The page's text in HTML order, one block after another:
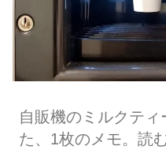
自販機のミルクテ
た、1枚のメモ。読